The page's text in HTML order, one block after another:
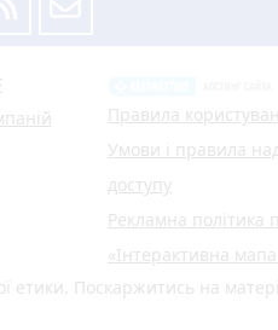
Правила
Умови і правила
доступу
Рекламна політика
«Інтерактивна
етики. Поскаржитись на